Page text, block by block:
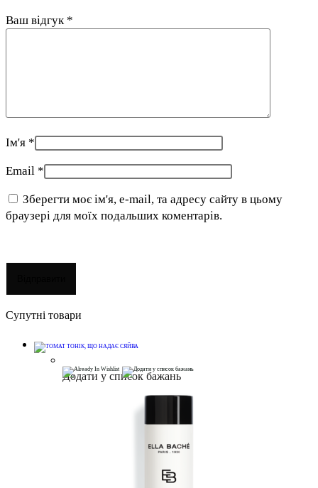
Ваш відгук *
Ім'я *
Email *
Зберегти моє ім'я, e-mail, та адресу сайту в цьому
браузері для моїх подальших коментарів.
Супутні товари
Додати у список бажань